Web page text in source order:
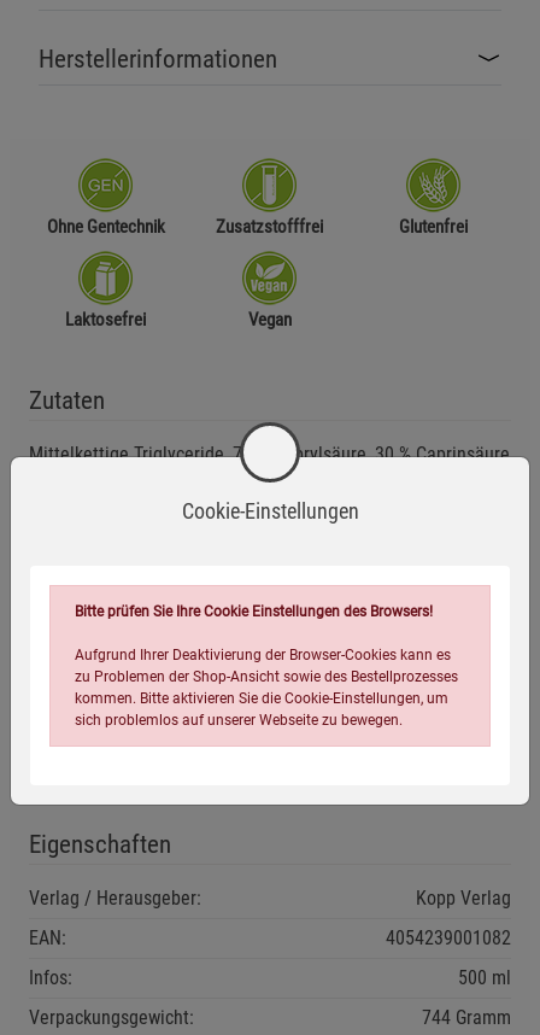
Herstellerinformationen
Ohne Gentechnik Zusatzstofffrei Glutenfrei
Laktosefrei Vegan
Zutaten
Mittelkettige Triglyceride, 70 % Caprylsäure, 30 % Caprinsäure
Beginnen Sie mit 1 Teelöffel täglich (1 TL = ca. 3 g) und
Teelöffel. Zu den Mahlzeiten verzehren.
Gut verschlossen sowie vor Licht und Wärme geschützt
lagern.
Eigenschaften
Verlag / Herausgeber:
Kopp Verlag
EAN:
4054239001082
Infos:
500 ml
Verpackungsgewicht:
744 Gramm
Cookie-Einstellungen
Bitte prüfen Sie Ihre Cookie Einstellungen des Browsers!
Aufgrund Ihrer Deaktivierung der Browser-Cookies kann es
zu Problemen der Shop-Ansicht sowie des Bestellprozesses
kommen. Bitte aktivieren Sie die Cookie-Einstellungen, um
sich problemlos auf unserer Webseite zu bewegen.
Einstellungen speichern für die Gruppe